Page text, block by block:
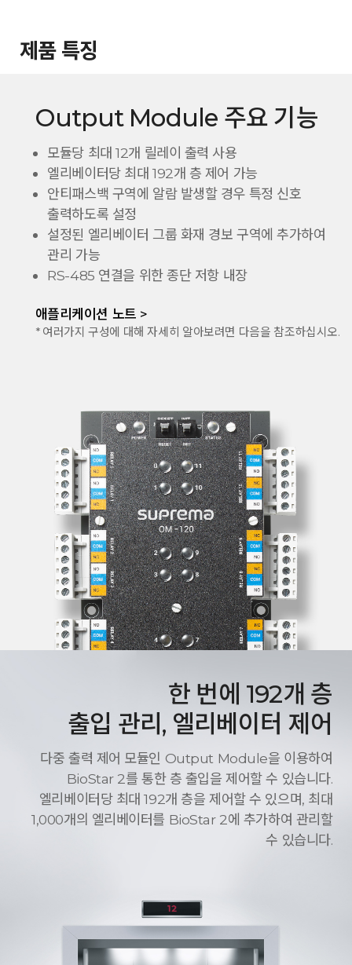
제품 특징
Output Module 주요 기능
모듈당 최대 12개 릴레이 출력 사용
엘리베이터당 최대 192개 층 제어 가능
안티패스백 구역에 알람 발생할 경우 특정 신호
출력하도록 설정
설정된 엘리베이터 그룹 화재 경보 구역에 추가하여
관리 가능
RS-485 연결을 위한 종단 저항 내장
애플리케이션 노트 >
* 여러가지 구성에 대해 자세히 알아보려면 다음을 참조하십시오.
한 번에 192개 층
출입 관리, 엘리베이터 제어
다중 출력 제어 모듈인 Output Module을 이용하여
BioStar 2를 통한 층 출입을 제어할 수 있습니다.
엘리베이터당 최대 192개 층을 제어할 수 있으며, 최대
1,000개의 엘리베이터를 BioStar 2에 추가하여 관리할
수 있습니다.